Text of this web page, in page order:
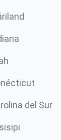
del Sur